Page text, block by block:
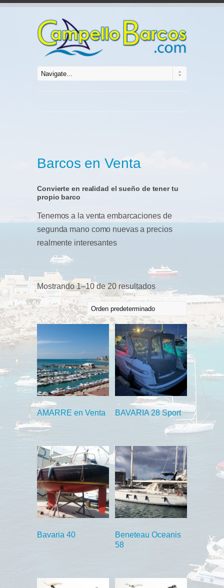
Barcos en Venta
Convierte en realidad el sueño de tener tu
propio barco
Tenemos a la venta embarcaciones de
segunda mano como nuevas a precios
realmente interesantes
Mostrando 1–10 de 20 resultados
AMARRE en Venta BAVARIA 28 Sport
Bavaria 40
Beneteau Oceanis
58